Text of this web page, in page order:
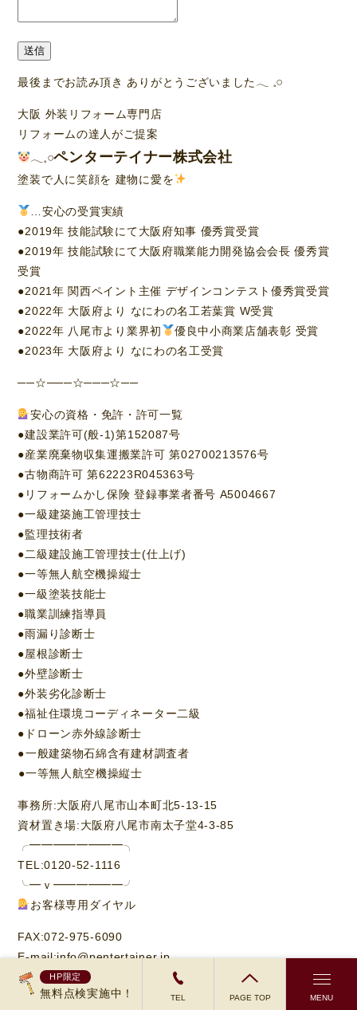
HP限定
無料点検実施中！ TEL PAGE TOP MENU
送信
最後までお読み頂き ありがとうございました‪𓂃 𓈒𓏸
大阪 外装リフォーム専門店
リフォームの達人がご提案
𓂃𓈒𓏸︎︎︎︎ペンターテイナー株式会社
塗装で人に笑顔を 建物に愛を
…安心の受賞実績
●2019年 技能試験にて大阪府知事 優秀賞受賞
●2019年 技能試験にて大阪府職業能力開発協会会長 優秀賞
受賞
●2021年 関西ペイント主催 デザインコンテスト優秀賞受賞
●2022年 大阪府より なにわの名工若葉賞 W受賞
●2022年 八尾市より業界初
優良中小商業店舗表彰 受賞
●2023年 大阪府より なにわの名工受賞
──☆───☆───☆──
安心の資格・免許・許可一覧
●建設業許可(般-1)第152087号
●産業廃棄物収集運搬業許可 第02700213576号
●古物商許可 第62223R045363号
●リフォームかし保険 登録事業者番号 A5004667
●一級建築施工管理技士
●監理技術者
●二級建設施工管理技士(仕上げ)
●一等無人航空機操縦士
●一級塗装技能士
●職業訓練指導員
●雨漏り診断士
●屋根診断士
●外壁診断士
●外装劣化診断士
●福祉住環境コーディネーター二級
●ドローン赤外線診断士⁡
●⁡一般建築物石綿含有建材調査者⁡
⁡●一等無人航空機操縦士
事務所:大阪府八尾市山本町北5-13-15
資材置き場:大阪府八尾市南太子堂4-3-85
╭━━━━━━━━╮
TEL:0120-52-1116
╰━ｖ━━━━━━╯
お客様専用ダイヤル
FAX:072-975-6090
E-mail:info@pentertainer.jp